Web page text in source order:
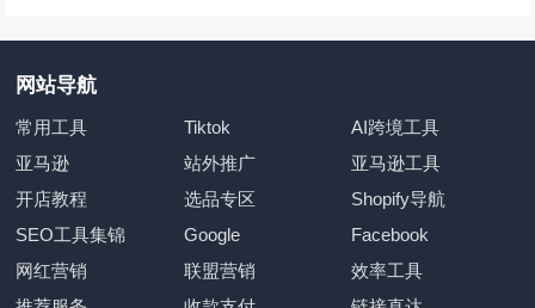
网站导航
常用工具 Tiktok
AI跨境工具
亚马逊
站外推广
亚马逊工具
开店教程
选品专区
Shopify导航
SEO工具集锦
Google
Facebook
网红营销
联盟营销
效率工具